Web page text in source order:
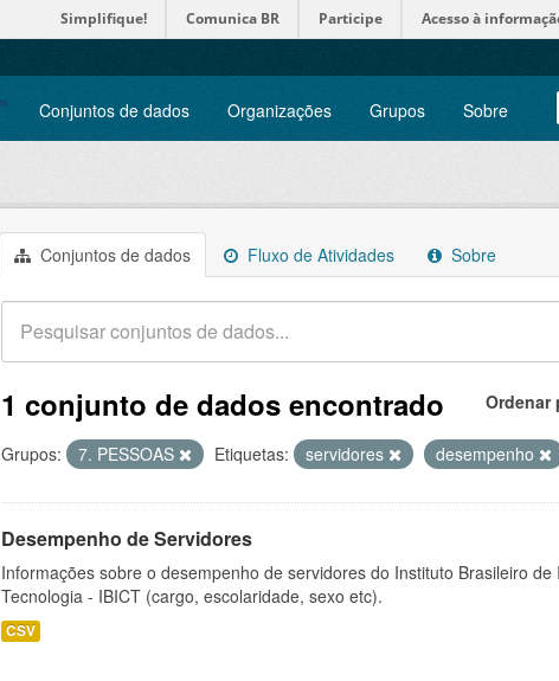
Simplifique! Comunica BR Participe Acesso à
Conjuntos de dados Organizações Grupos Sobre
Conjuntos de dados Fluxo de Atividades Sobre
Ordenar
1 conjunto de dados encontrado
Grupos: 7. PESSOAS Etiquetas: servidores desempenho
Desempenho de Servidores
Informações sobre o desempenho de servidores do Instituto Brasileiro
Tecnologia - IBICT (cargo, escolaridade, sexo etc).
CSV